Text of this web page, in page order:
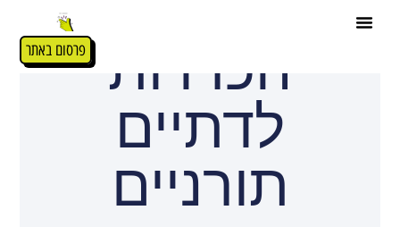
פרסום באתר הכרויות
לדתיים
תורניים